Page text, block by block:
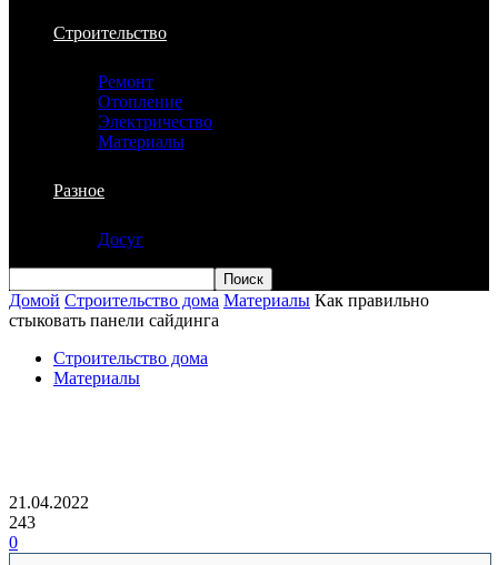
Строительство
Ремонт
Отопление
Электричество
Материалы
Разное
Досуг
Домой Строительство дома Материалы Как правильно
стыковать панели сайдинга
Строительство дома
Материалы
21.04.2022
243
0